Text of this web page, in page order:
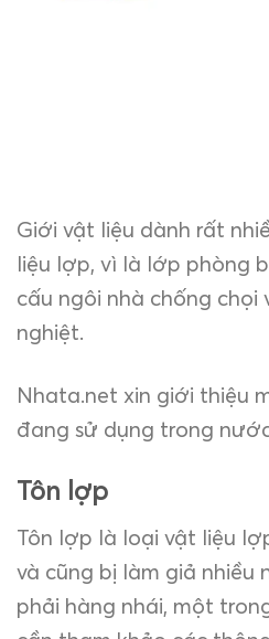
Giới vật liệu dành rất
liệu lợp, vì là lớp phòng
cấu ngôi nhà chống chọi
nghiệt.
Nhata.net xin giới thiệu
đang sử dụng trong
Tôn lợp
Tôn lợp là loại vật liệu
và cũng bị làm giả nhiều
phải hàng nhái, một